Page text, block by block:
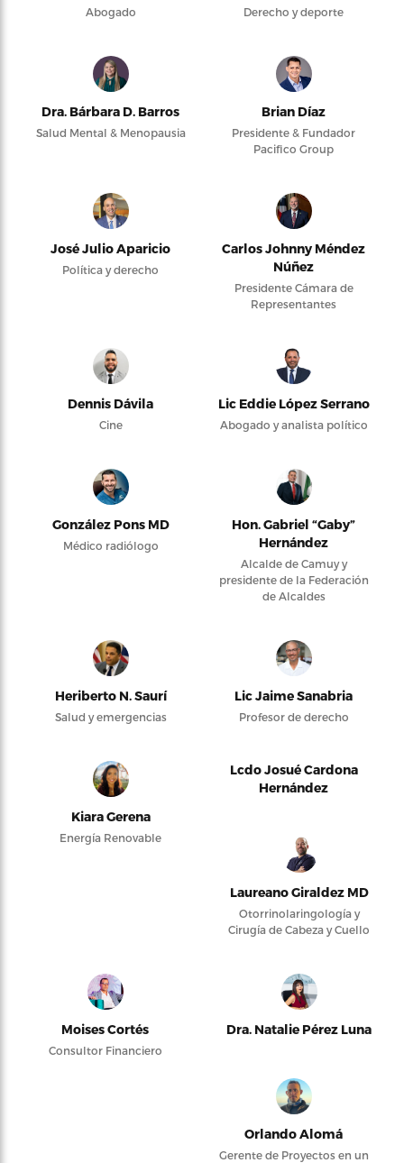
Abogado Derecho y deporte
Dra. Bárbara D. Barros
Salud Mental & Menopausia
Brian Díaz
Presidente & Fundador
Pacifico Group
José Julio Aparicio
Política y derecho
Carlos Johnny Méndez
Núñez
Presidente Cámara de
Representantes
Dennis Dávila
Cine
Lic Eddie López Serrano
Abogado y analista político
González Pons MD
Médico radiólogo
Hon. Gabriel “Gaby”
Hernández
Alcalde de Camuy y
presidente de la Federación
de Alcaldes
Heriberto N. Saurí
Salud y emergencias
Lic Jaime Sanabria
Profesor de derecho
Kiara Gerena
Energía Renovable
Lcdo Josué Cardona
Hernández
Laureano Giraldez MD
Otorrinolaringología y
Cirugía de Cabeza y Cuello
Moises Cortés
Consultor Financiero
Dra. Natalie Pérez Luna
Orlando Alomá
Gerente de Proyectos en un